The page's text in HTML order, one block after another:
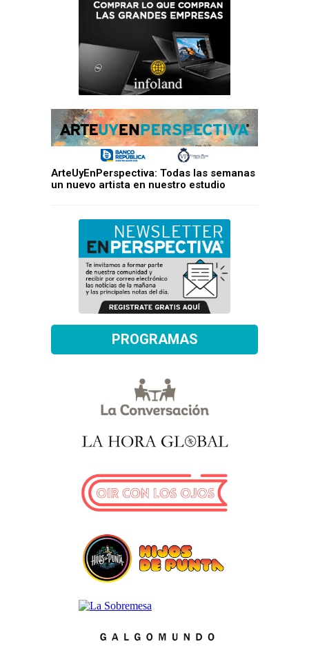
ArteUyEnPerspectiva: Todas las semanas
un nuevo artista en nuestro estudio
PROGRAMAS